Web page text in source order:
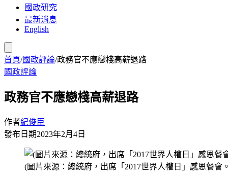
國政研究
最新消息
English
首頁/國政評論/政務官不應戀棧高薪退路
國政評論
政務官不應戀棧高薪退路
作者紀俊臣
發布日期2023年2月4日
(圖片來源：總統府，出席「2017世界人權日」感恩餐會